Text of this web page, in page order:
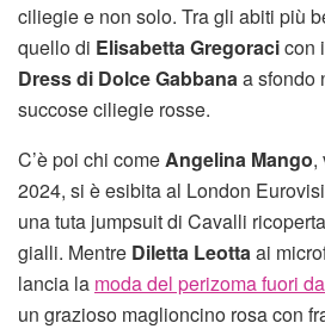
ciliegie e non solo. Tra gli abiti più
quello di Elisabetta Gregoracicon
Dress di Dolce Gabbanaa sfondo
succose ciliegie rosse.
C’è poi chi comeAngelina Mango,
2024, si è esibita al London
una tuta jumpsuit di Cavalli
gialli. Mentre Diletta Leottaai
lancia la moda del perizoma fuori
un grazioso maglioncino rosa con